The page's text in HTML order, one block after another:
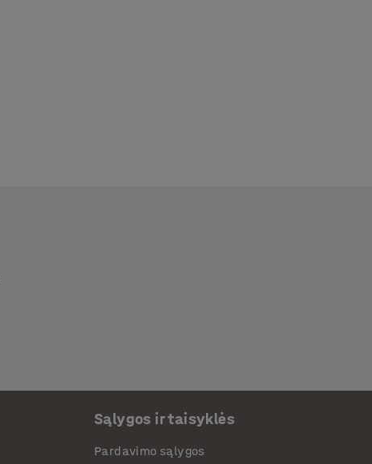
Sąlygos ir taisyklės
Pardavimo sąlygos